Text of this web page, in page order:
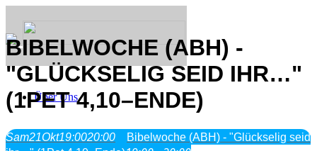
Über Uns
Was wir glauben
Jesus Christus
BIBELWOCHE (ABH) -
"GLÜCKSELIG SEID IHR…"
(1PET 4,10–ENDE)
Sam21Okt19:0020:00
Bibelwoche (ABH) - "Glückselig seid